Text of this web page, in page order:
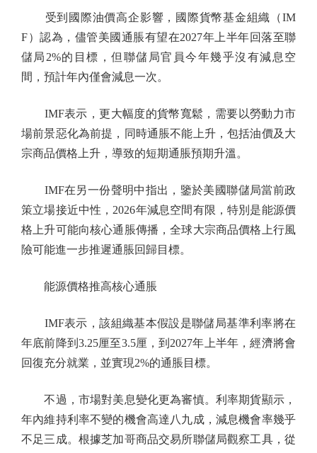
受到國際油價高企影響，國際貨幣基金組織（IM
F）認為，儘管美國通脹有望在2027年上半年回落至聯
儲局2%的目標，但聯儲局官員今年幾乎沒有減息空
間，預計年內僅會減息一次。
IMF表示，更大幅度的貨幣寬鬆，需要以勞動力市
場前景惡化為前提，同時通脹不能上升，包括油價及大
宗商品價格上升，導致的短期通脹預期升溫。
IMF在另一份聲明中指出，鑒於美國聯儲局當前政
策立場接近中性，2026年減息空間有限，特別是能源價
格上升可能向核心通脹傳播，全球大宗商品價格上行風
險可能進一步推遲通脹回歸目標。
能源價格推高核心通脹
IMF表示，該組織基本假設是聯儲局基準利率將在
年底前降到3.25厘至3.5厘，到2027年上半年，經濟將會
回復充分就業，並實現2%的通脹目標。
不過，市場對美息變化更為審慎。利率期貨顯示，
年內維持利率不變的機會高達八九成，減息機會率幾乎
不足三成。根據芝加哥商品交易所聯儲局觀察工具，從